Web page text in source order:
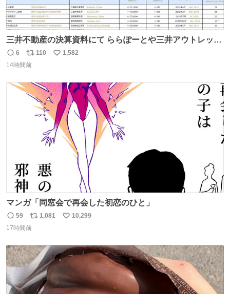
三井不動産の決算資料にて ららぽーとや三井アウトレット
パークの店舗別売上高（2025年度）が一部判明
返
信
6
リ
ポ
ト
数
110
い
数
1,582
14時間前
マンガ「同窓会で再会した初恋のひと」
返
信
59
リ
ポ
ト
数
1,081
い
数
10,299
17時間前